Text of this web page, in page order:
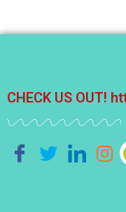
CHECK US OUT!